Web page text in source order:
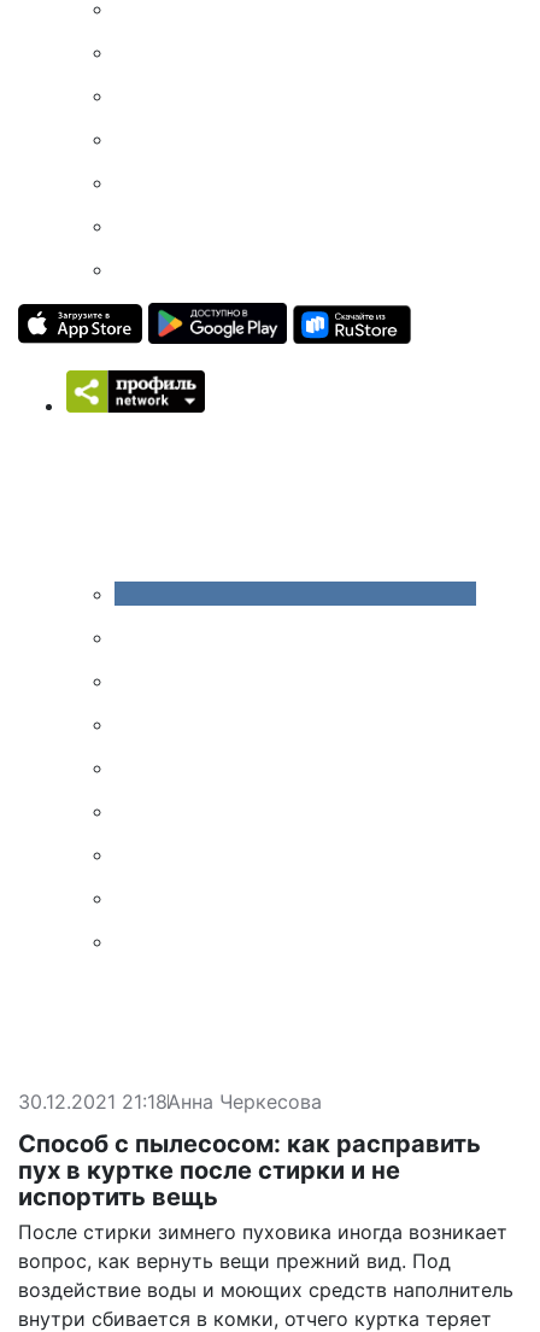
30.12.2021 21:18Анна Черкесова
Способ с пылесосом: как расправить
пух в куртке после стирки и не
испортить вещь
После стирки зимнего пуховика иногда возникает
вопрос, как вернуть вещи прежний вид. Под
воздействие воды и моющих средств наполнитель
внутри сбивается в комки, отчего куртка теряет